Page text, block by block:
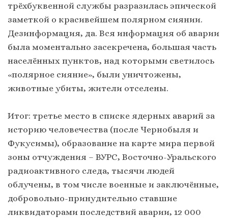
трёхбуквенной службы разразилась эпической
заметкой о красивейшем полярном сиянии.
Дезинформация, да. Вся информация об аварии
была моментально засекречена, большая часть
населённых пунктов, над которыми светилось
«полярное сияние», были уничтожены,
животные убиты, жители отселены.
Итог: третье место в списке ядерных аварий за
историю человечества (после Чернобыля и
Фукусимы), образование на карте мира первой
зоны отчуждения – ВУРС, Восточно-Уральского
радиоактивного следа, тысячи людей
облучены, в том числе военные и заключённые,
добровольно-принудительно ставшие
ликвидаторами последствий аварии, 12 000